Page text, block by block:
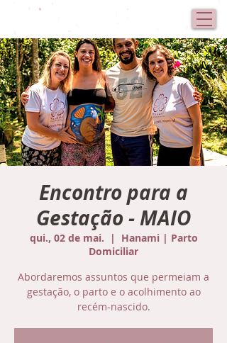
Encontro para a
Gestação - MAIO
qui., 02 de mai.
  |
Hanami | Parto
Domiciliar
Abordaremos assuntos que permeiam a
gestação, o parto e o acolhimento ao
recém-nascido.